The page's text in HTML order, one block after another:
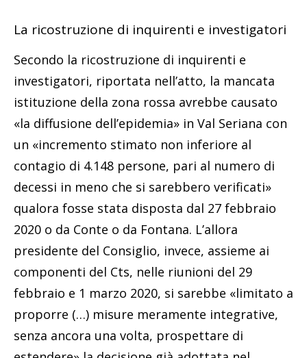
La ricostruzione di inquirenti e investigatori
Secondo la ricostruzione di inquirenti e
investigatori, riportata nell’atto, la mancata
istituzione della zona rossa avrebbe causato
«la diffusione dell’epidemia» in Val Seriana con
un «incremento stimato non inferiore al
contagio di 4.148 persone, pari al numero di
decessi in meno che si sarebbero verificati»
qualora fosse stata disposta dal 27 febbraio
2020 o da Conte o da Fontana. L’allora
presidente del Consiglio, invece, assieme ai
componenti del Cts, nelle riunioni del 29
febbraio e 1 marzo 2020, si sarebbe «limitato a
proporre (…) misure meramente integrative,
senza ancora una volta, prospettare di